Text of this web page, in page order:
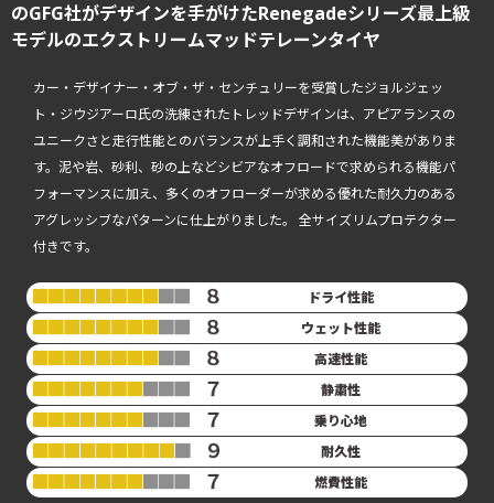
のGFG社がデザインを手がけたRenegadeシリーズ最上級
モデルのエクストリームマッドテレーンタイヤ
カー・デザイナー・オブ・ザ・センチュリーを受賞したジョルジェッ
ト・ジウジアーロ氏の洗練されたトレッドデザインは、アピアランスの
ユニークさと走行性能とのバランスが上手く調和された機能美がありま
す。泥や岩、砂利、砂の上などシビアなオフロードで求められる機能パ
フォーマンスに加え、多くのオフローダーが求める優れた耐久力のある
アグレッシブなパターンに仕上がりました。 全サイズリムプロテクター
付きです。
ドライ性能
ウェット性能
高速性能
静粛性
乗り心地
耐久性
燃費性能